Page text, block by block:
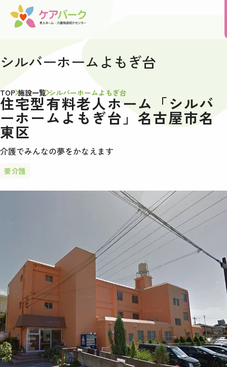
シルバーホームよもぎ台
TOP 施設一覧 シルバーホームよもぎ台
住宅型有料老人ホーム「シルバ
ーホームよもぎ台」名古屋市名
東区
介護でみんなの夢をかなえます
要介護